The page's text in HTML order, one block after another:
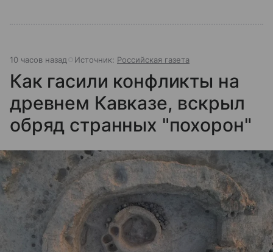
10 часов назад Источник: Российская газета
Как гасили конфликты на
древнем Кавказе, вскрыл
обряд странных "похорон"